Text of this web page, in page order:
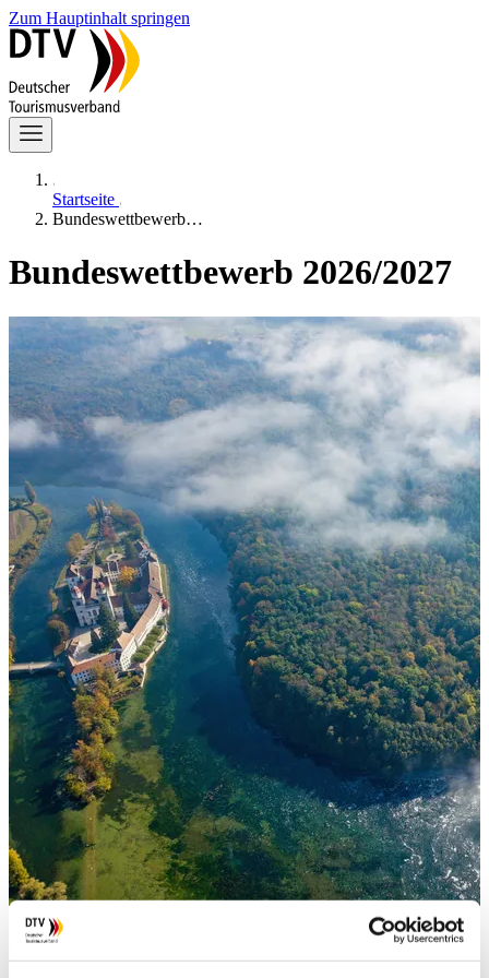
Zum Hauptinhalt springen
Startseite
Bundeswettbewerb…
Bundeswettbewerb 2026/2027
copyright
iStock.com/SiyueSteuber